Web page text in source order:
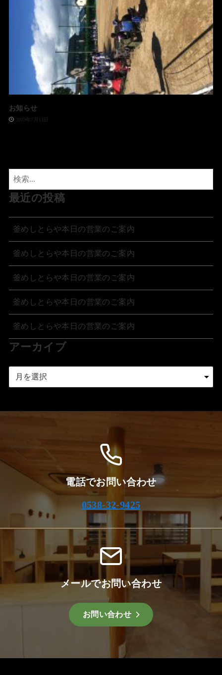
お知らせ
2019年7月13日
最近の投稿
釜めしとらや本日の営業のご案内
釜めしとらや本日の営業のご案内
釜めしとらや本日の営業のご案内
釜めしとらや本日の営業のご案内
釜めしとらや本日の営業のご案内
アーカイブ
電話でお問い合わせ
0538-32-9425
メールでお問い合わせ
お問い合わせ